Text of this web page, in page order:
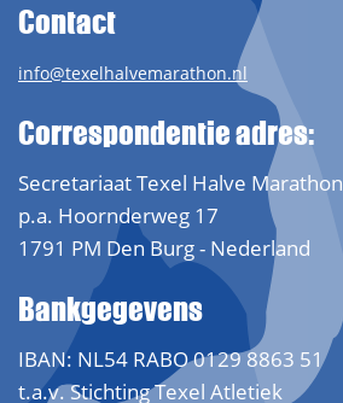
Contact
info@texelhalvemarathon.nl
Correspondentie adres:
Secretariaat Texel Halve Marathon
p.a. Hoornderweg 17
1791 PM Den Burg - Nederland
Bankgegevens
IBAN: NL54 RABO 0129 8863 51
t.a.v. Stichting Texel Atletiek